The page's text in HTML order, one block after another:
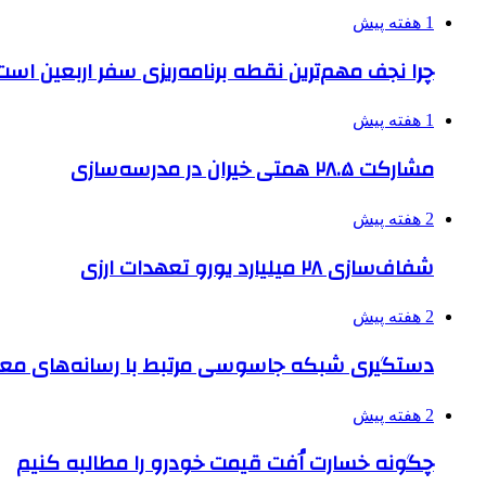
1 هفته پیش
چرا نجف مهم‌ترین نقطه برنامه‌ریزی سفر اربعین
1 هفته پیش
مشارکت ۲۸.۵ همتی خیران در مدرسه‌سازی
2 هفته پیش
شفاف‌سازی ۲۸ میلیارد یورو تعهدات ارزی
2 هفته پیش
دستگیری شبکه جاسوسی مرتبط با رسانه‌های
2 هفته پیش
چگونه خسارت اُفت قیمت خودرو را مطالبه کنیم